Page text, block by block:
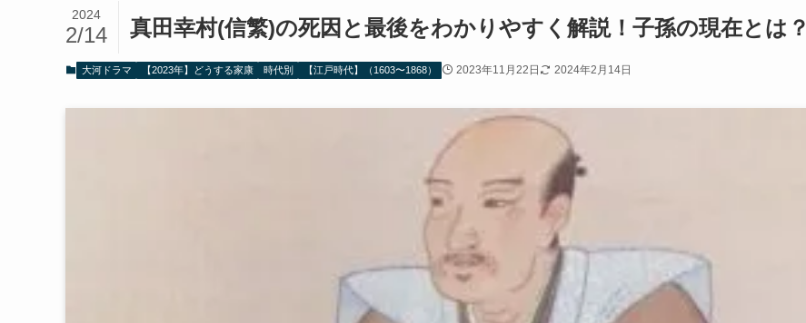
真田幸村(信繁)の死因と最後をわかりやすく解説！子孫の現在とは？
2024
2/14
大河ドラマ 【2023年】どうする家康 時代別 【江戸時代】（1603〜1868） 2023年11月22日 2024年2月14日